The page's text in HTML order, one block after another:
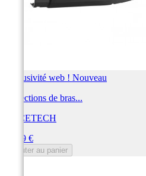
Exclusivité web ! Nouveau
Protections de bras...
RACETECH
54,69 €
Ajouter au panier